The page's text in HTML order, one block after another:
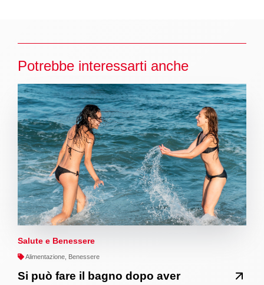
Potrebbe interessarti anche
Salute e Benessere
Alimentazione, Benessere
Si può fare il bagno dopo aver